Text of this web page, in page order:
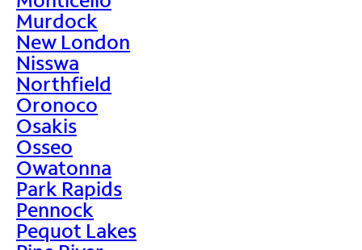
Murdock
New London
Nisswa
Northfield
Oronoco
Osakis
Osseo
Owatonna
Park Rapids
Pennock
Pequot Lakes